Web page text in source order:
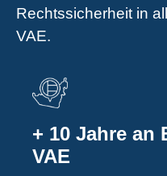
Rechtssicherheit in
VAE.
+ 10 Jahre an
VAE